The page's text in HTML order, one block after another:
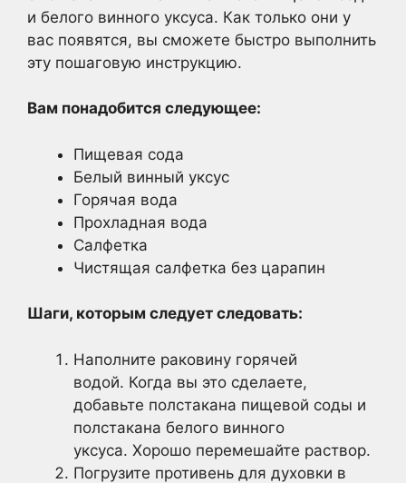
и белого винного уксуса. Как только они у
вас появятся, вы сможете быстро выполнить
эту пошаговую инструкцию.
Вам понадобится следующее:
Пищевая сода
Белый винный уксус
Горячая вода
Прохладная вода
Салфетка
Чистящая салфетка без царапин
Шаги, которым следует следовать:
Наполните раковину горячей
водой. Когда вы это сделаете,
добавьте полстакана пищевой соды и
полстакана белого винного
уксуса. Хорошо перемешайте раствор.
Погрузите противень для духовки в